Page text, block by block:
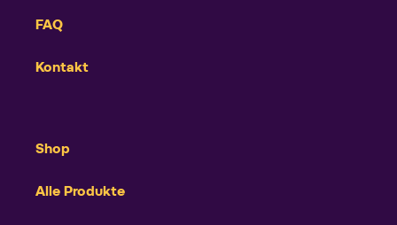
FAQ
Kontakt
Shop
Alle Produkte